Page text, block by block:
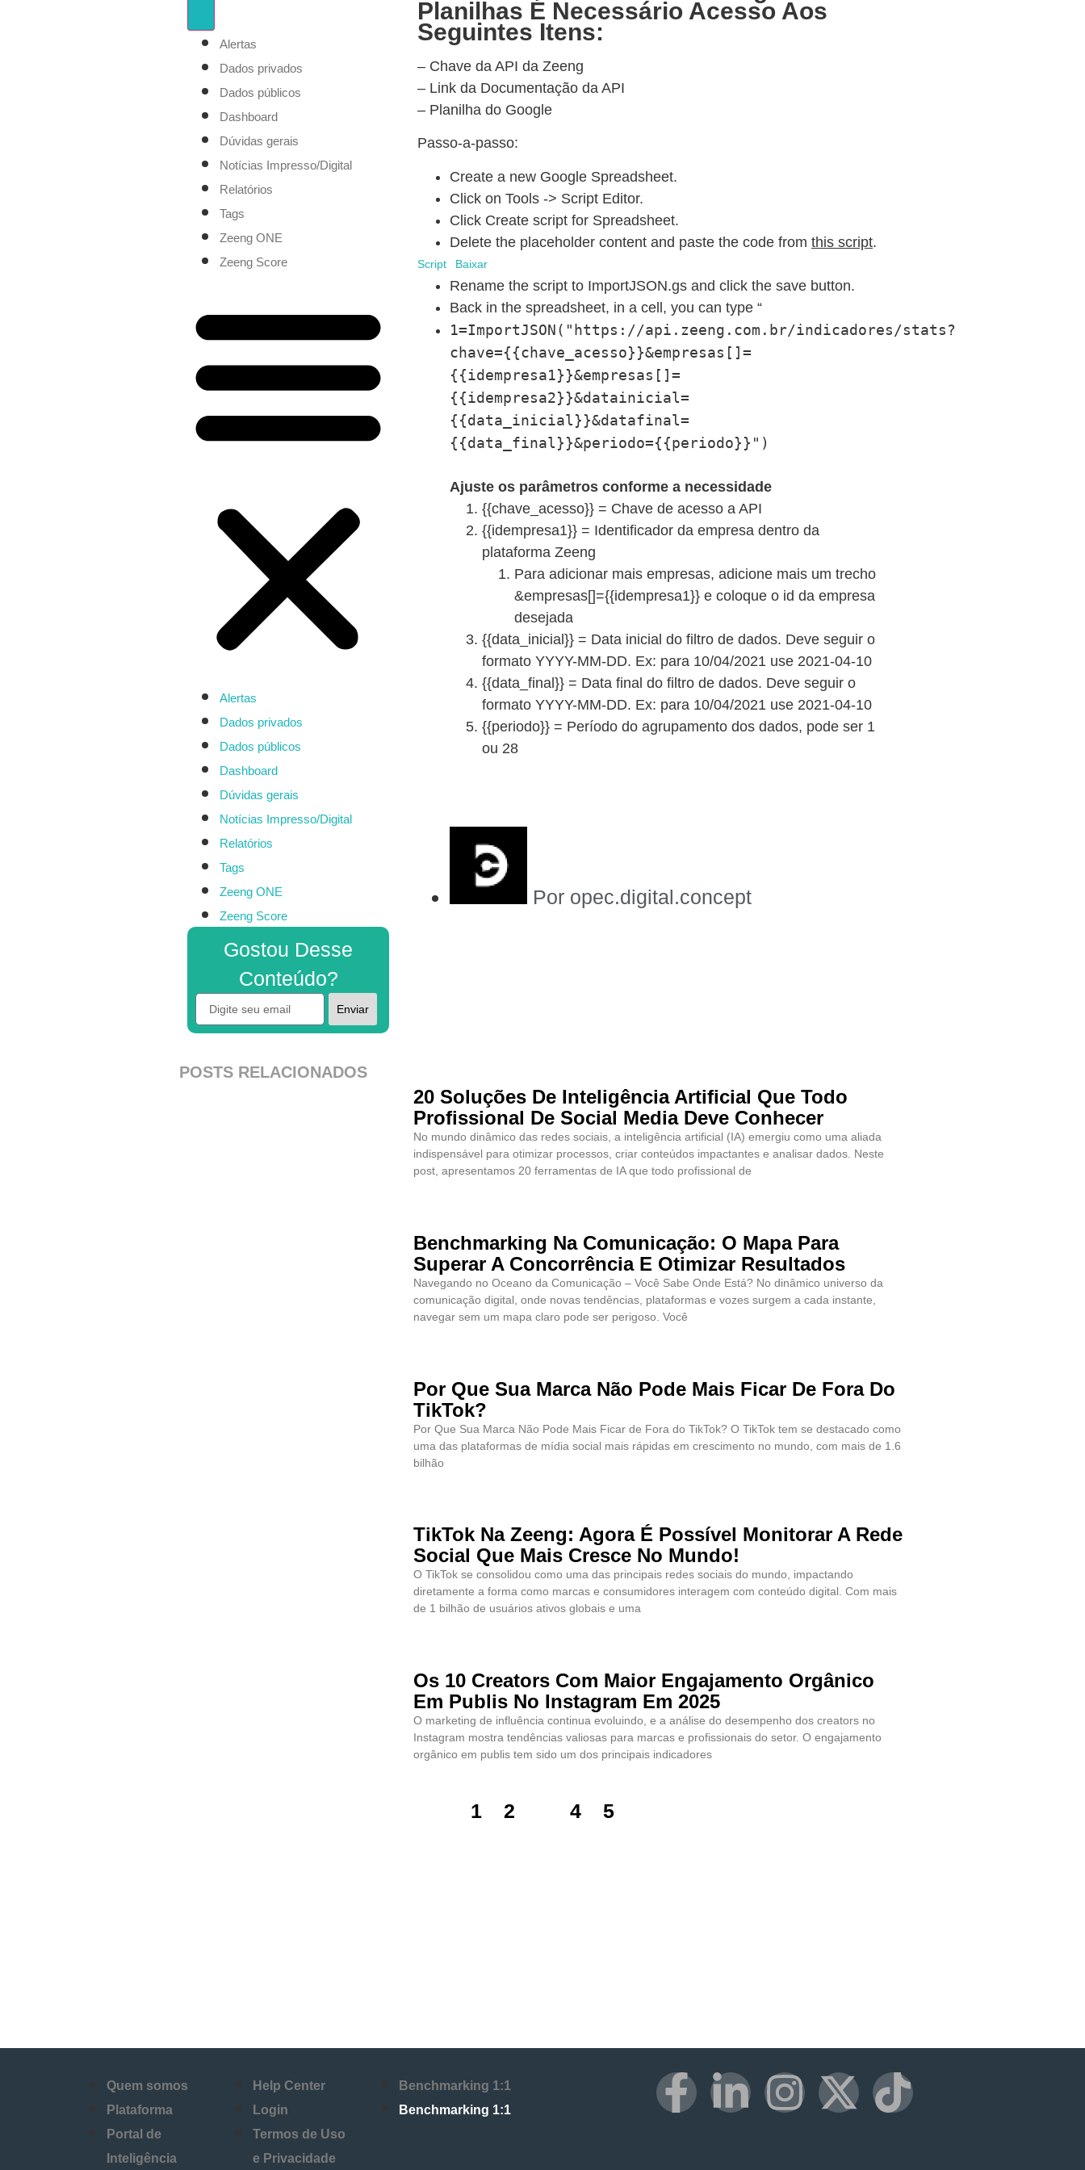
Alertas
Dados privados
Dados públicos
Dashboard
Dúvidas gerais
Notícias Impresso/Digital
Relatórios
Tags
Zeeng ONE
Zeeng Score
Alertas
Dados privados
Dados públicos
Dashboard
Dúvidas gerais
Notícias Impresso/Digital
Relatórios
Tags
Zeeng ONE
Zeeng Score
Gostou Desse
Conteúdo?
Enviar
Planilhas É Necessário Acesso Aos
Seguintes Itens:
– Chave da API da Zeeng
– Link da Documentação da API
– Planilha do Google
Passo-a-passo:
Create a new Google Spreadsheet.
Click on Tools -> Script Editor.
Click Create script for Spreadsheet.
Delete the placeholder content and paste the code from this script.
Script Baixar
Rename the script to ImportJSON.gs and click the save button.
Back in the spreadsheet, in a cell, you can type “
1=ImportJSON("https://api.zeeng.com.br/indicadores/stats?
chave={{chave_acesso}}&empresas[]=
{{idempresa1}}&empresas[]=
{{idempresa2}}&datainicial=
{{data_inicial}}&datafinal=
{{data_final}}&periodo={{periodo}}")
Ajuste os parâmetros conforme a necessidade
{{chave_acesso}} = Chave de acesso a API
{{idempresa1}} = Identificador da empresa dentro da
plataforma Zeeng
Para adicionar mais empresas, adicione mais um trecho
&empresas[]={{idempresa1}} e coloque o id da empresa
desejada
{{data_inicial}} = Data inicial do filtro de dados. Deve seguir o
formato YYYY-MM-DD. Ex: para 10/04/2021 use 2021-04-10
{{data_final}} = Data final do filtro de dados. Deve seguir o
formato YYYY-MM-DD. Ex: para 10/04/2021 use 2021-04-10
{{periodo}} = Período do agrupamento dos dados, pode ser 1
ou 28
Por opec.digital.concept
POSTS RELACIONADOS
20 Soluções De Inteligência Artificial Que Todo
Profissional De Social Media Deve Conhecer
No mundo dinâmico das redes sociais, a inteligência artificial (IA) emergiu como uma aliada
indispensável para otimizar processos, criar conteúdos impactantes e analisar dados. Neste
post, apresentamos 20 ferramentas de IA que todo profissional de
Benchmarking Na Comunicação: O Mapa Para
Superar A Concorrência E Otimizar Resultados
Navegando no Oceano da Comunicação – Você Sabe Onde Está? No dinâmico universo da
comunicação digital, onde novas tendências, plataformas e vozes surgem a cada instante,
navegar sem um mapa claro pode ser perigoso. Você
Por Que Sua Marca Não Pode Mais Ficar De Fora Do
TikTok?
Por Que Sua Marca Não Pode Mais Ficar de Fora do TikTok? O TikTok tem se destacado como
uma das plataformas de mídia social mais rápidas em crescimento no mundo, com mais de 1.6
bilhão
TikTok Na Zeeng: Agora É Possível Monitorar A Rede
Social Que Mais Cresce No Mundo!
O TikTok se consolidou como uma das principais redes sociais do mundo, impactando
diretamente a forma como marcas e consumidores interagem com conteúdo digital. Com mais
de 1 bilhão de usuários ativos globais e uma
Os 10 Creators Com Maior Engajamento Orgânico
Em Publis No Instagram Em 2025
O marketing de influência continua evoluindo, e a análise do desempenho dos creators no
Instagram mostra tendências valiosas para marcas e profissionais do setor. O engajamento
orgânico em publis tem sido um dos principais indicadores
1 2 4 5
Quem somos
Plataforma
Portal de
Inteligência
Help Center
Login
Termos de Uso
e Privacidade
Benchmarking 1:1
Benchmarking 1:1